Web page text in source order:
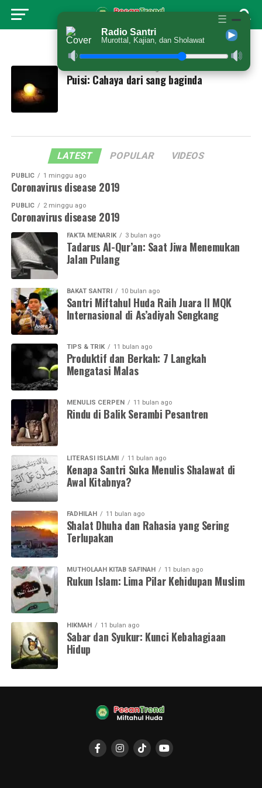
All posts tagged "cahaya"
Puisi: Cahaya dari sang baginda
LATEST POPULAR VIDEOS
PUBLIC 1 minggu ago
Coronavirus disease 2019
PUBLIC 2 minggu ago
Coronavirus disease 2019
FAKTA MENARIK 3 bulan ago
Tadarus Al-Qur’an: Saat Jiwa Menemukan
Jalan Pulang
BAKAT SANTRI 10 bulan ago
Santri Miftahul Huda Raih Juara II MQK
Internasional di As’adiyah Sengkang
TIPS & TRIK 11 bulan ago
Produktif dan Berkah: 7 Langkah
Mengatasi Malas
MENULIS CERPEN 11 bulan ago
Rindu di Balik Serambi Pesantren
LITERASI ISLAMI 11 bulan ago
Kenapa Santri Suka Menulis Shalawat di
Awal Kitabnya?
FADHILAH 11 bulan ago
Shalat Dhuha dan Rahasia yang Sering
Terlupakan
MUTHOLAAH KITAB SAFINAH 11 bulan ago
Rukun Islam: Lima Pilar Kehidupan Muslim
HIKMAH 11 bulan ago
Sabar dan Syukur: Kunci Kebahagiaan
Hidup
☰
Radio Santri
Murottal, Kajian, dan Sholawat